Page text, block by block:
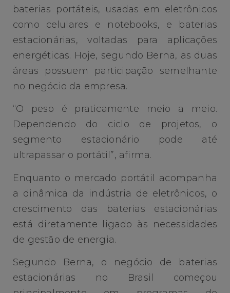
baterias portáteis, usadas em eletrônicos
como celulares e notebooks, e baterias
estacionárias, voltadas para aplicações
energéticas. Hoje, segundo Berna, as duas
áreas possuem participação semelhante
no negócio da empresa.
“O peso é praticamente meio a meio.
Dependendo do ciclo de projetos, o
segmento estacionário pode até
ultrapassar o portátil”, afirma.
Enquanto o mercado portátil acompanha
a dinâmica da indústria de eletrônicos, o
crescimento das baterias estacionárias
está diretamente ligado às necessidades
de gestão de energia.
Segundo Berna, o negócio de baterias
estacionárias no Brasil começou